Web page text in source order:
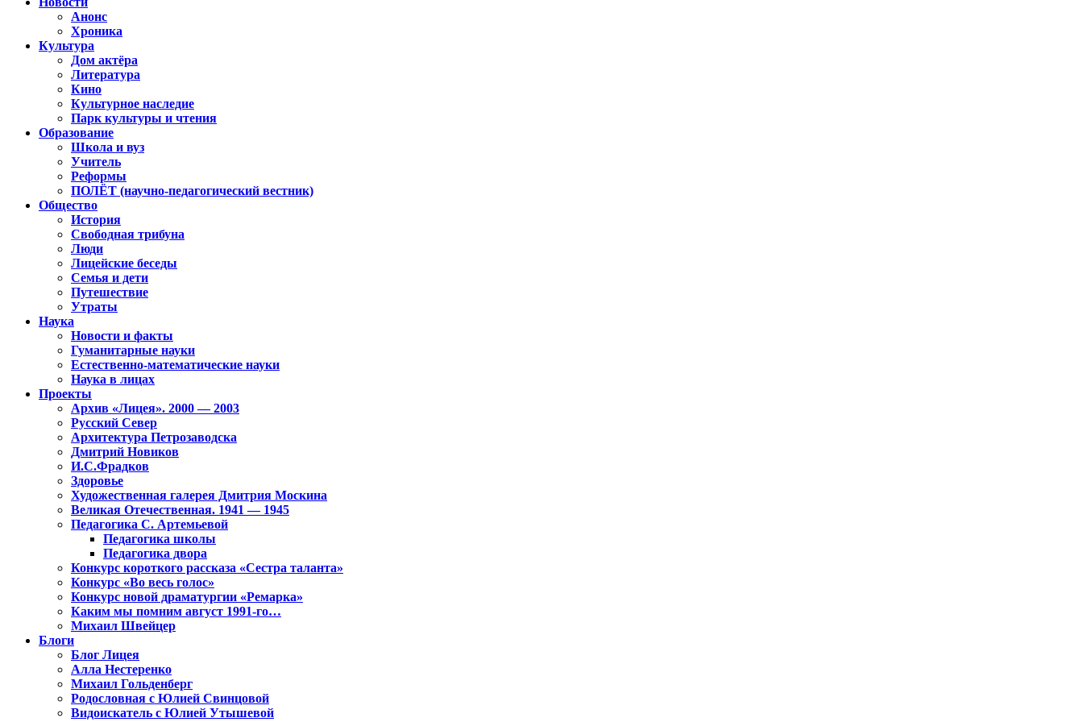
Анонс
Хроника
Культура
Дом актёра
Литература
Кино
Культурное наследие
Парк культуры и чтения
Образование
Школа и вуз
Учитель
Реформы
ПОЛЁТ (научно-педагогический вестник)
Общество
История
Свободная трибуна
Люди
Лицейские беседы
Семья и дети
Путешествие
Утраты
Наука
Новости и факты
Гуманитарные науки
Естественно-математические науки
Наука в лицах
Проекты
Архив «Лицея». 2000 — 2003
Русский Север
Архитектура Петрозаводска
Дмитрий Новиков
И.С.Фрадков
Здоровье
Художественная галерея Дмитрия Москина
Великая Отечественная. 1941 — 1945
Педагогика С. Артемьевой
Педагогика школы
Педагогика двора
Конкурс короткого рассказа «Сестра таланта»
Конкурс «Во весь голос»
Конкурс новой драматургии «Ремарка»
Каким мы помним август 1991-го…
Михаил Швейцер
Блоги
Блог Лицея
Алла Нестеренко
Михаил Гольденберг
Родословная с Юлией Свинцовой
Видоискатель с Юлией Утышевой